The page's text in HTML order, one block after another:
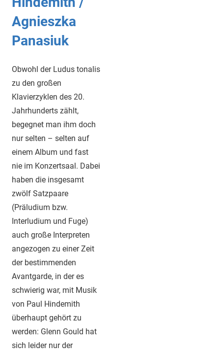
Agnieszka
Panasiuk
Obwohl der Ludus tonalis
zu den großen
Klavierzyklen des 20.
Jahrhunderts zählt,
begegnet man ihm doch
nur selten – selten auf
einem Album und fast
nie im Konzertsaal. Dabei
haben die insgesamt
zwölf Satzpaare
(Präludium bzw.
Interludium und Fuge)
auch große Interpreten
angezogen zu einer Zeit
der bestimmenden
Avantgarde, in der es
schwierig war, mit Musik
von Paul Hindemith
überhaupt gehört zu
werden: Glenn Gould hat
sich leider nur der